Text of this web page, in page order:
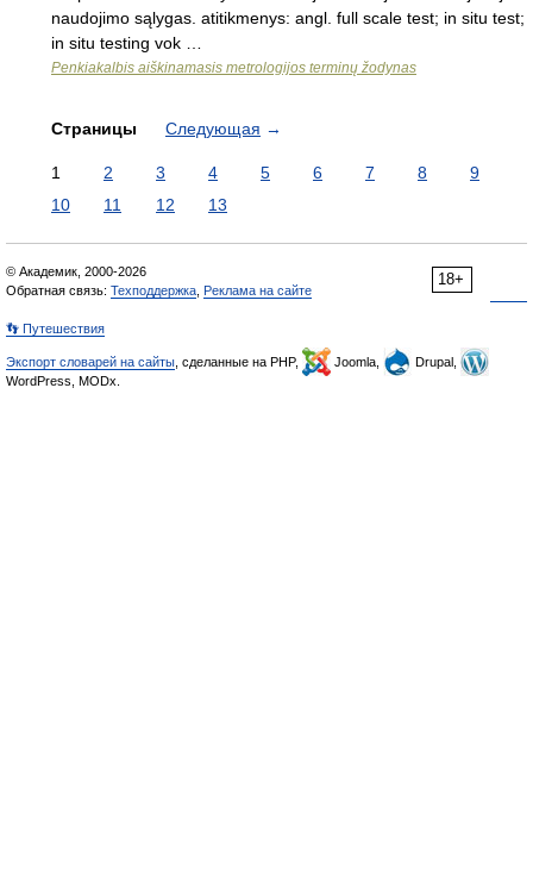
naudojimo sąlygas. atitikmenys: angl. full scale test; in situ test;
in situ testing vok …
Penkiakalbis aiškinamasis metrologijos terminų žodynas
Страницы Следующая →
1 2 3 4 5 6 7 8
9
10
11 12 13
18+
© Академик, 2000-2026
Обратная связь: Техподдержка Реклама на сайте
👣 Путешествия
Экспорт словарей на сайты , сделанные на PHP, Joomla,
Drupal,
WordPress, MODx.